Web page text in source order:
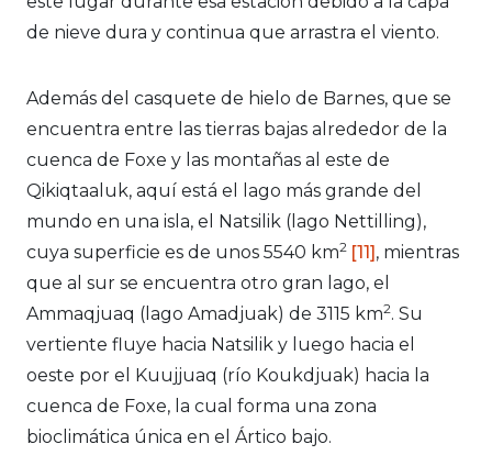
de nieve dura y continua que arrastra el viento.
Además del casquete de hielo de Barnes, que se
encuentra entre las tierras bajas alrededor de la
cuenca de Foxe y las montañas al este de
Qikiqtaaluk, aquí está el lago más grande del
mundo en una isla, el Natsilik (lago Nettilling),
cuya superficie es de unos 5540 km2 [11], mientras
que al sur se encuentra otro gran lago, el
Ammaqjuaq (lago Amadjuak) de 3115 km2. Su
vertiente fluye hacia Natsilik y luego hacia el
oeste por el Kuujjuaq (río Koukdjuak) hacia la
cuenca de Foxe, la cual forma una zona
bioclimática única en el Ártico bajo.